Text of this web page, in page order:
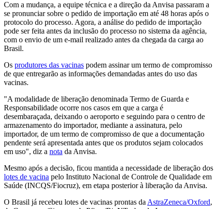
Com a mudança, a equipe técnica e a direção da Anvisa passaram a
se pronunciar sobre o pedido de importação em até 48 horas após o
protocolo do processo. Agora, a análise do pedido de importação
pode ser feita antes da inclusão do processo no sistema da agência,
com o envio de um e-mail realizado antes da chegada da carga ao
Brasil.
Os produtores das vacinas podem assinar um termo de compromisso
de que entregarão as informações demandadas antes do uso das
vacinas.
"A modalidade de liberação denominada Termo de Guarda e
Responsabilidade ocorre nos casos em que a carga é
desembaraçada, deixando o aeroporto e seguindo para o centro de
armazenamento do importador, mediante a assinatura, pelo
importador, de um termo de compromisso de que a documentação
pendente será apresentada antes que os produtos sejam colocados
em uso", diz a nota da Anvisa.
Mesmo após a decisão, ficou mantida a necessidade de liberação dos
lotes de vacina pelo Instituto Nacional de Controle de Qualidade em
Saúde (INCQS/Fiocruz), em etapa posterior à liberação da Anvisa.
O Brasil já recebeu lotes de vacinas prontas da AstraZeneca/Oxford,